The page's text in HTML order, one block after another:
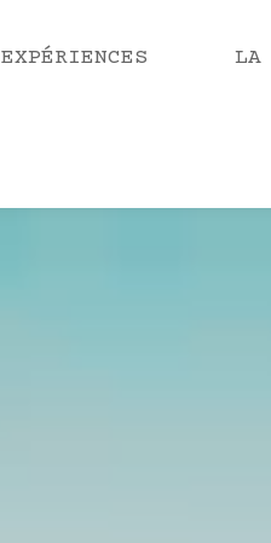
EXPÉRIENCES LA